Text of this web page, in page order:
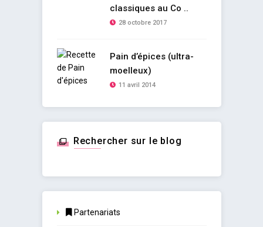
classiques au Co ..
28 octobre 2017
Pain d’épices (ultra-
moelleux)
11 avril 2014
Rechercher sur le blog
Partenariats